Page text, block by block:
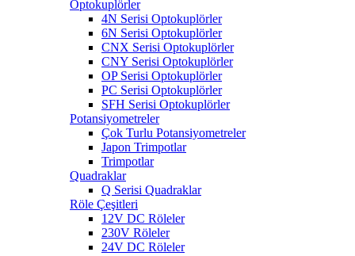
Optokuplörler
4N Serisi Optokuplörler
6N Serisi Optokuplörler
CNX Serisi Optokuplörler
CNY Serisi Optokuplörler
OP Serisi Optokuplörler
PC Serisi Optokuplörler
SFH Serisi Optokuplörler
Potansiyometreler
Çok Turlu Potansiyometreler
Japon Trimpotlar
Trimpotlar
Quadraklar
Q Serisi Quadraklar
Röle Çeşitleri
12V DC Röleler
230V Röleler
24V DC Röleler